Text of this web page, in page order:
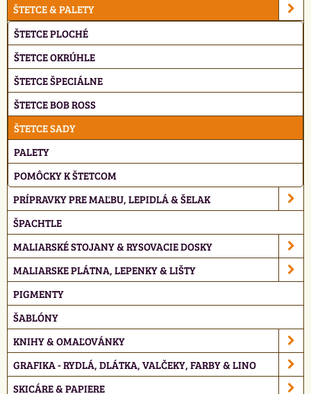
ŠTETCE & PALETY
ŠTETCE PLOCHÉ
ŠTETCE OKRÚHLE
ŠTETCE ŠPECIÁLNE
ŠTETCE BOB ROSS
ŠTETCE SADY
PALETY
POMÔCKY K ŠTETCOM
PRÍPRAVKY PRE MAĽBU, LEPIDLÁ & ŠELAK
ŠPACHTLE
MALIARSKÉ STOJANY & RYSOVACIE DOSKY
MALIARSKE PLÁTNA, LEPENKY & LIŠTY
PIGMENTY
ŠABLÓNY
KNIHY & OMAĽOVÁNKY
GRAFIKA - RYDLÁ, DLÁTKA, VALČEKY, FARBY & LINO
SKICÁRE & PAPIERE